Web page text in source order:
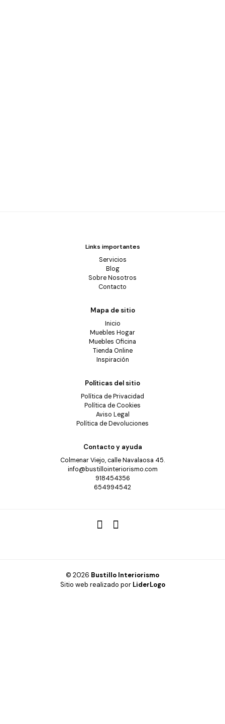
Links importantes
Servicios
Blog
Sobre Nosotros
Contacto
Mapa de sitio
Inicio
Muebles Hogar
Muebles Oficina
Tienda Online
Inspiración
Políticas del sitio
Política de Privacidad
Política de Cookies
Aviso Legal
Política de Devoluciones
Contacto y ayuda
Colmenar Viejo, calle Navalaosa 45.
info@bustillointeriorismo.com
918454356
654994542
© 2026 Bustillo Interiorismo
Sitio web realizado por LiderLogo